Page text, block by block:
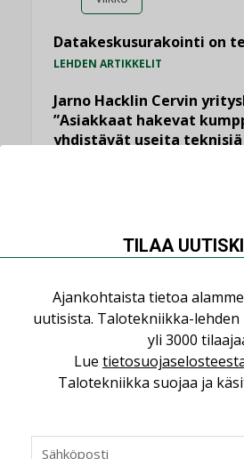
Datakeskusurakointi on
LEHDEN ARTIKKELIT
Jarno Hacklin Cervin
”Asiakkaat hakevat
yhdistävät useita
rakennusten
KOLUMNI,LEHDEN ARTIKKELIT,
Bravida sai LVI-urakoita
perusparannushankkeissa
,TILAAJILLE
Kaivamattomat
vakiinnuttavat
TILAA
Ajankohtaista tietoa
uutisista. Talotekniikka-
yli 3000
Lue
Talotekniikka suojaa ja